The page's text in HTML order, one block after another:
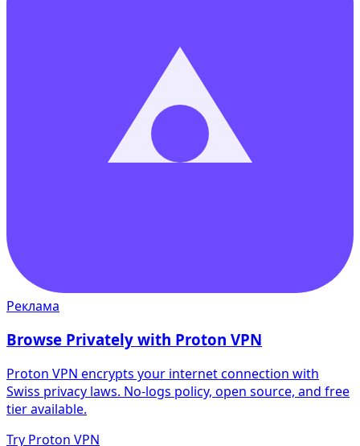
Реклама
Browse Privately with Proton VPN
Proton VPN encrypts your internet connection with
Swiss privacy laws. No-logs policy, open source, and free
tier available.
Try Proton VPN